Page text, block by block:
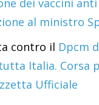
dei vaccini
al ministro
contro il Dpcm
Italia. Corsa
Ufficiale